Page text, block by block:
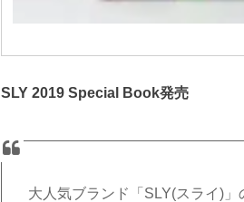
SLY 2019 Special Book発売
大人気ブランド「SLY(スライ)